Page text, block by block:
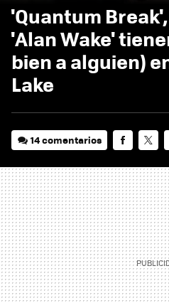
'Quantum
'Alan Wake'
bien a alguien)
Lake
14 comentarios